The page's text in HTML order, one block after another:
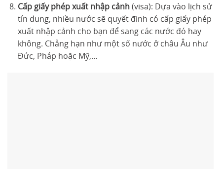
Cấp giấy phép xuất nhập cảnh(visa): Dựa vào lịch sử
tín dụng, nhiều nước sẽ quyết định có cấp giấy phép
xuất nhập cảnh cho bạn để sang các nước đó hay
không. Chẳng hạn như một số nước ở châu Âu như
Đức, Pháp hoặc Mỹ,…